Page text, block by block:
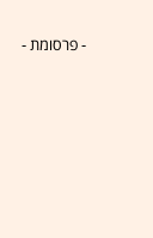
- פרסומת -